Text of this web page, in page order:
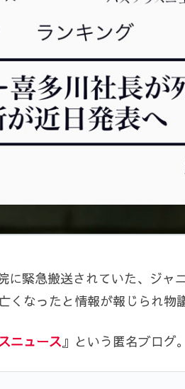
に緊急搬送されていた、ジャ
くなったと情報が報じられ物
ニュース』という匿名ブログ。